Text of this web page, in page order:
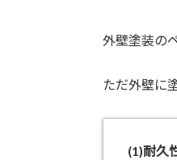
外壁塗装の
ただ外壁に
(1)耐久